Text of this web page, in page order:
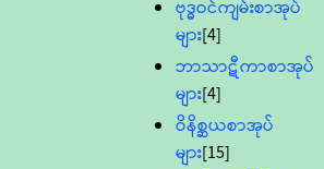
ဗုဒ္ဓဝင်ကျမ်းစာအုပ်
များ[4]
ဘာသာဋီကာစာအုပ်
များ[4]
ဝိနိစ္ဆယစာအုပ်
များ[15]